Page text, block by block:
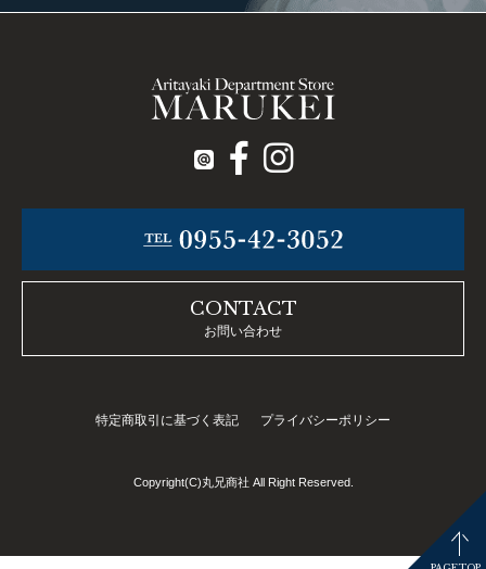
CONTACT
お問い合わせ
特定商取引に基づく表記 プライバシーポリシー
Copyright(C)丸兄商社 All Right Reserved.